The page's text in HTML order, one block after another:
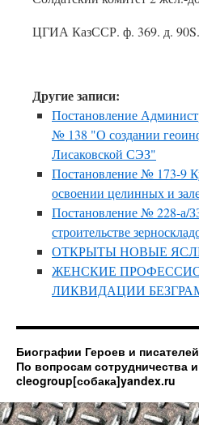
ЦГИА КазССР. ф. 369. д.
Другие записи:
Постановление
№ 138 "О создании
Лисаковской СЭЗ"
Постановление № 173-9
освоении целинных и
Постановление № 228-а/
строительстве
ОТКРЫТЫ НОВЫЕ
ЖЕНСКИЕ
ЛИКВИДАЦИИ
Биографии Героев и
По вопросам сотрудничества
cleogroup[собака]yandex.ru